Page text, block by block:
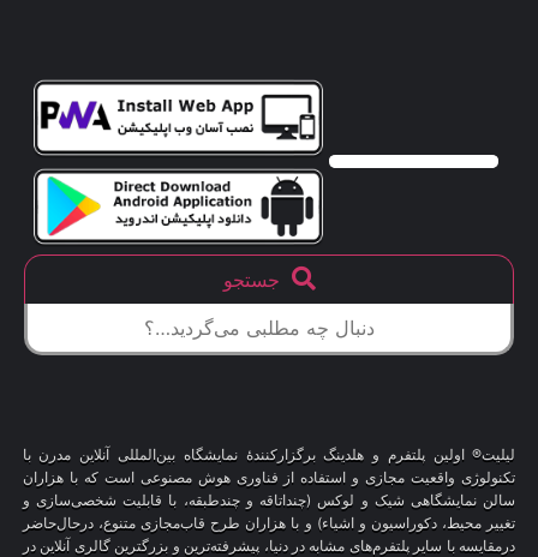
جستجو
لیلیت® اولین پلتفرم و هلدینگ برگزارکنندهٔ نمایشگاه بین‌المللی آنلاین مدرن با
تکنولوژی واقعیت مجازی و استفاده از فناوری هوش مصنوعی است که با هزاران
سالن نمایشگاهی شیک و لوکس (چنداتاقه و چندطبقه، با قابلیت شخصی‌سازی و
تغییر محیط، دکوراسیون و اشیاء) و با هزاران طرح قاب‌مجازی متنوع، درحال‌حاضر
درمقایسه با سایر پلتفرم‌های مشابه در دنیا، پیشرفته‌ترین و بزرگترین گالری آنلاین در